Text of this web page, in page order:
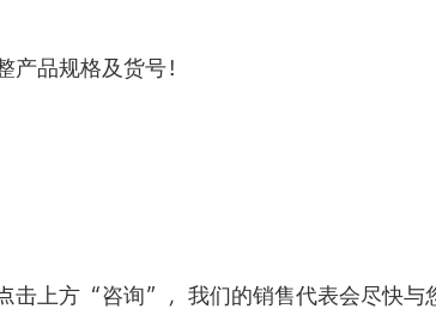
产品规格及货号！
击上方“咨询”，我们的销售代表会尽快与